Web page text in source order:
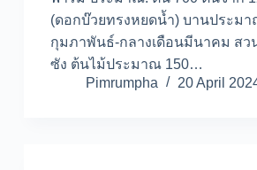
(ดอกบ๊วยทรงหยดน้ำ) บานประม
กุมภาพันธ์-กลางเดือนมีนาคม สว
ซัง ต้นไม้ประมาณ 150…
Pimrumpha
20 April